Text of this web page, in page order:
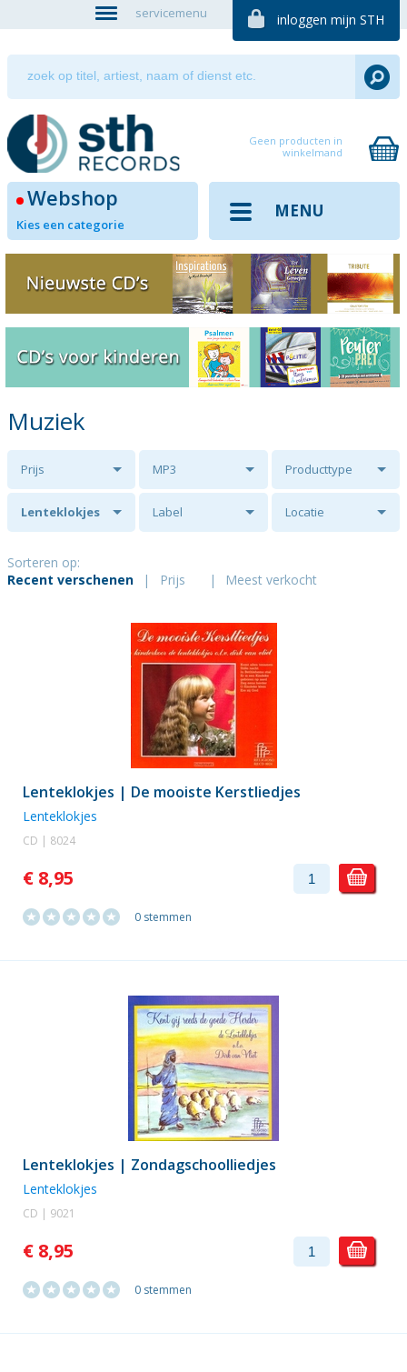
servicemenu inloggen mijn STH
Geen producten in
winkelmand
Webshop
Kies een categorie
MENU
Muziek
Prijs MP3 Producttype
Lenteklokjes Label Locatie
Sorteren op:
Recent verschenen
| Prijs | Meest verkocht
Lenteklokjes | De mooiste Kerstliedjes
Lenteklokjes
CD | 8024
€ 8,95
0 stemmen
Lenteklokjes | Zondagschoolliedjes
Lenteklokjes
CD | 9021
€ 8,95
0 stemmen